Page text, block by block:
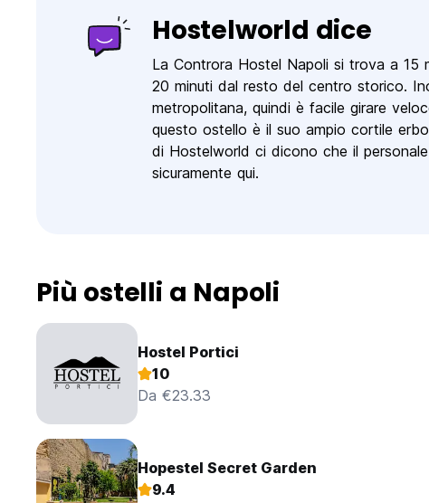
Hostelworld dice
La Controra Hostel Napoli si trova a 15
20 minuti dal resto del centro storico.
metropolitana, quindi è facile girare
questo ostello è il suo ampio cortile
di Hostelworld ci dicono che il
sicuramente qui.
Più ostelli a Napoli
Hostel Portici
10
Da €23.33
Hopestel Secret Garden
9.4